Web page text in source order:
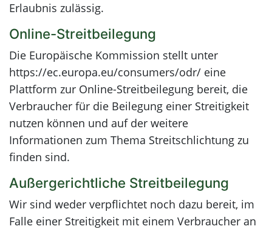
Erlaubnis zulässig.
Online-Streitbeilegung
Die Europäische Kommission stellt unter
https://ec.europa.eu/consumers/odr/ eine
Plattform zur Online-Streitbeilegung bereit, die
Verbraucher für die Beilegung einer Streitigkeit
nutzen können und auf der weitere
Informationen zum Thema Streitschlichtung zu
finden sind.
Außergerichtliche Streitbeilegung
Wir sind weder verpflichtet noch dazu bereit, im
Falle einer Streitigkeit mit einem Verbraucher an